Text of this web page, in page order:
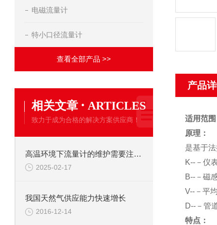
电磁流量计
特小口径流量计
查看全部产品 >>
相关文章 · ARTICLES
致力于成为合格的解决方案供应商！
高温环境下流量计的维护需要注意什么？
2025-02-17
我国天然气供应能力快速增长
2016-12-14
产品
适用范
原理：
是基于
K--－仪
B--－磁
V--－平
D--－管
特点：